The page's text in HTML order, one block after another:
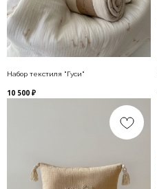
Набор текстиля "Гуси"
10 500 ₽